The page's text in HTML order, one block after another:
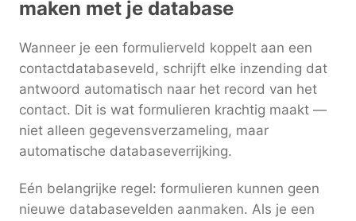
maken met je database
Wanneer je een formulierveld koppelt aan een
contactdatabaseveld, schrijft elke inzending dat
antwoord automatisch naar het record van het
contact. Dit is wat formulieren krachtig maakt —
niet alleen gegevensverzameling, maar
automatische databaseverrijking.
Eén belangrijke regel: formulieren kunnen geen
nieuwe databasevelden aanmaken. Als je een